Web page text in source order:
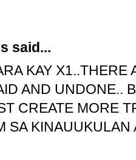
said...
KAY X1..THERE
AND UNDONE..
CREATE MORE
SA